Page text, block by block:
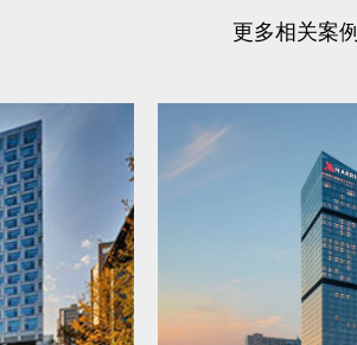
更多相关案例